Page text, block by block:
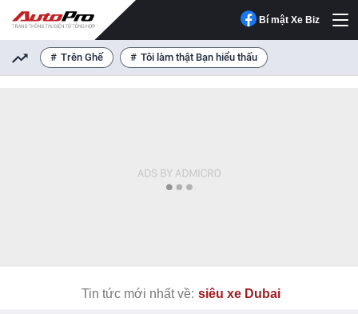
Bí mật Xe Biz
Trên Ghế Tôi làm thật Bạn hiểu thấu
Tin tức mới nhất về: siêu xe Dubai